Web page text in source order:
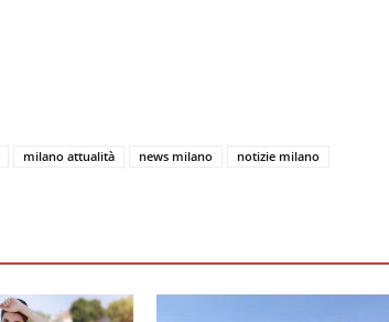
milano attualità news milano
notizie milano